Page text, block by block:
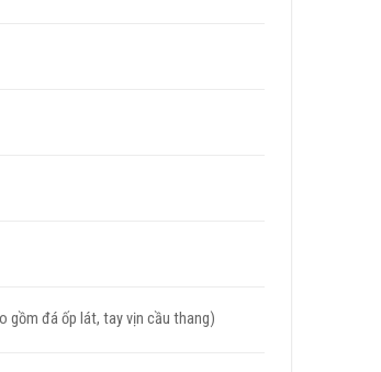
gồm đá ốp lát, tay vịn cầu thang)